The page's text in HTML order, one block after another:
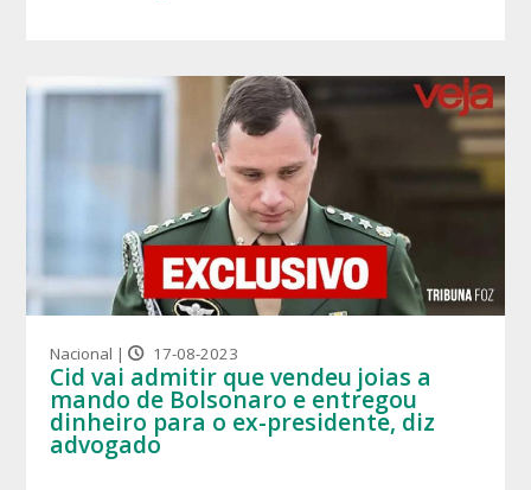
Nacional | 17-08-2023
Cid vai admitir que vendeu joias a
mando de Bolsonaro e entregou
dinheiro para o ex-presidente, diz
advogado